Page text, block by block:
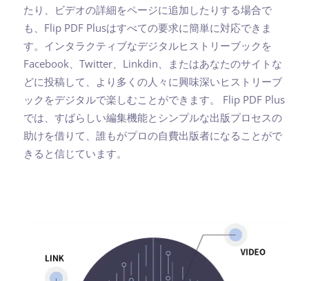
たり、ビデオの詳細をページに追加したりする場合で
も、Flip PDF Plusはすべての要求に簡単に対応できま
す。インタラクティブなデジタルヒストリーブックを
Facebook、Twitter、Linkdin、またはあなたのサイトな
どに投稿して、より多くの人々に興味深いヒストリーブ
ックをデジタルで楽しむことができます。 Flip PDF Plus
では、すばらしい編集機能とシンプルな出版プロセスの
助けを借りて、誰もがプロの自費出版者になることがで
きると信じています。